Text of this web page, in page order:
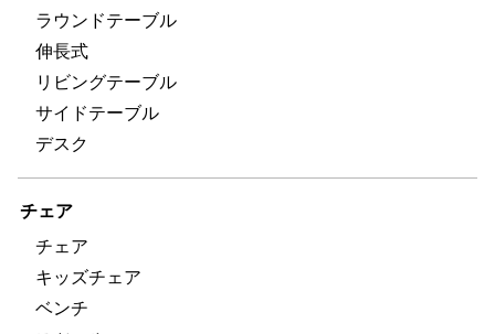
ラウンドテーブル
伸長式
リビングテーブル
サイドテーブル
デスク
チェア
チェア
キッズチェア
ベンチ